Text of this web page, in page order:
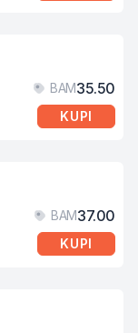
BAM35.50
KUPI
BAM37.00
KUPI